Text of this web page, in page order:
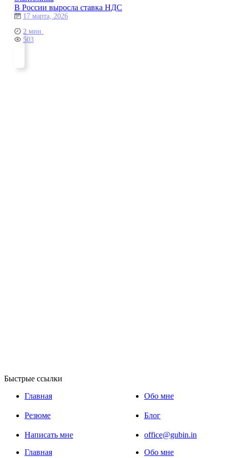
В России выросла ставка НДС
17 марта, 2026
2 мин.
503
Быстрые ссылки
Главная
Обо мне
Резюме Блог
Написать мне
office@gubin.in
Главная
Обо мне